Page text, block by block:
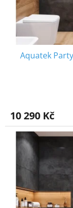
Aquatek
10 290 Kč